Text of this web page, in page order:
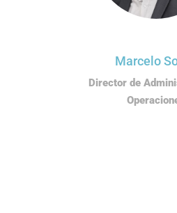
Marcelo
Director de